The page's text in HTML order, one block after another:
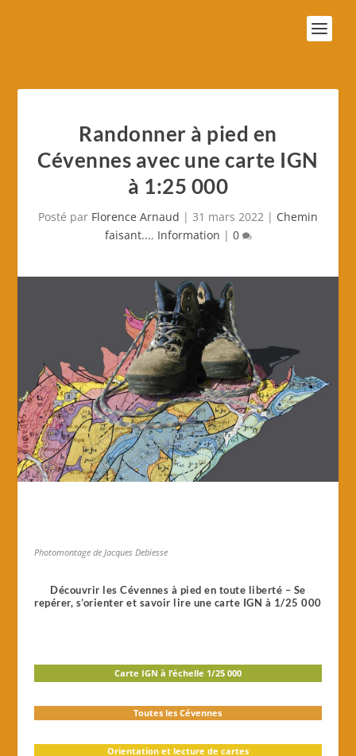
Randonner à pied en
Cévennes avec une carte IGN
à 1:25 000
Posté par Florence Arnaud | 31 mars 2022 | Chemin
faisant..., Information | 0
Photomontage de Jacques Debiesse
Découvrir les Cévennes à pied en toute liberté – Se
repérer, s’orienter et savoir lire une carte IGN à 1/25 000
Carte IGN à l’échelle 1/25 000
Toutes les Cévennes
Orientation et lecture de cartes